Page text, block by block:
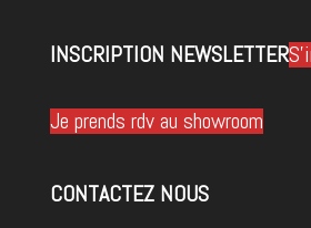
INSCRIPTION NEWSLETTER
Je prends rdv au showroom
CONTACTEZ NOUS